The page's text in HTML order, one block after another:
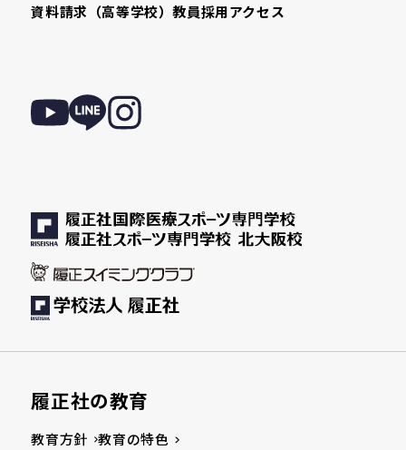
資料請求（高等学校）教員採用アクセス
履正社の教育
教育方針 教育の特色